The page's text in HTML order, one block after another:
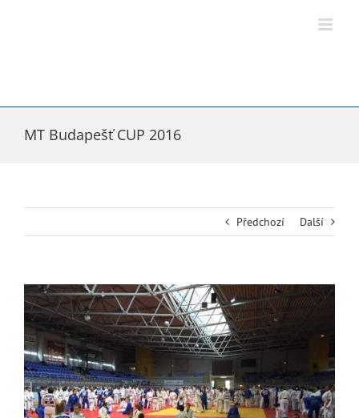
MT Budapešť CUP 2016
Předchozí Další
Zobrazit
větší
obrázek